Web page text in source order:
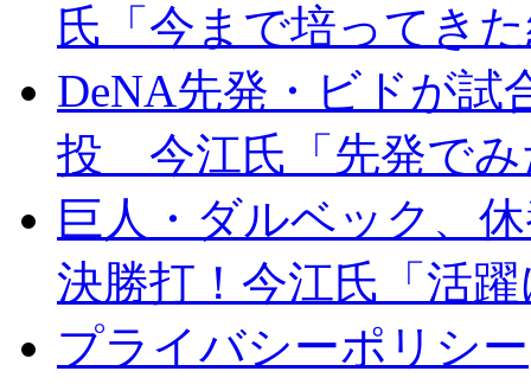
氏「今まで培ってき
DeNA先発・ビドが
投 今江氏「先発でみ
巨人・ダルベック、
決勝打！今江氏「活
プライバシーポリシー